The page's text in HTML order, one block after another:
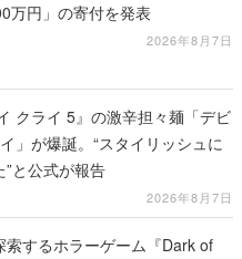
万円」の寄付を発表
2026年8月7日
クライ 5』の激辛担々麺「デビ
」が爆誕。“スタイリッシュに
”と公式が報告
2026年8月7日
索するホラーゲーム『Dark of